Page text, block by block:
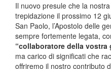
Il nuovo presule che la
trepidazione il prossimo 12
San Paolo, l’Apostolo delle
sempre fortemente legata,
“collaboratore della vostra
ma carico di significati che
offriremo il nostro contributo